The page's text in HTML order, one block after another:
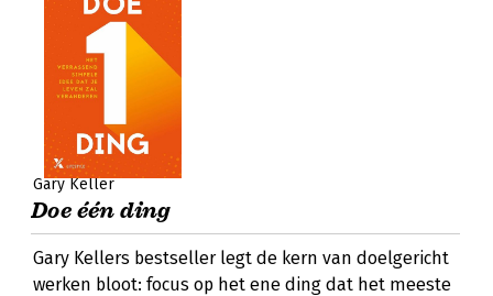
Gary Keller
Doe één ding
Gary Kellers bestseller legt de kern van doelgericht
werken bloot: focus op het ene ding dat het meeste